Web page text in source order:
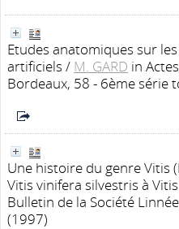
Etudes anatomiques sur
artificiels / M. GARD in
Bordeaux, 58 - 6ème série
Une histoire du genre Vitis
Vitis vinifera silvestris à
Bulletin de la Société
(1997)